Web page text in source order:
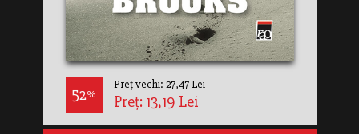
52%
Preț vechi: 27,47 Lei
Preț: 13,19 Lei